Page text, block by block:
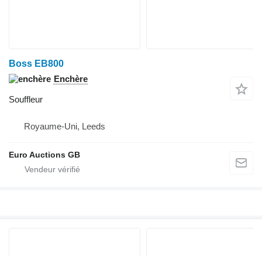
Boss EB800
Enchère
Souffleur
Royaume-Uni, Leeds
Euro Auctions GB